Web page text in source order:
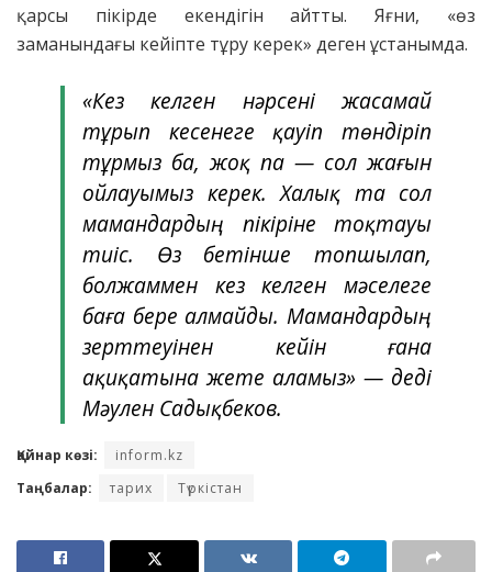
қарсы пікірде екендігін айтты. Яғни, «өз
заманындағы кейіпте тұру керек» деген ұстанымда.
«Кез келген нәрсені жасамай
тұрып кесенеге қауіп төндіріп
тұрмыз ба, жоқ па — сол жағын
ойлауымыз керек. Халық та сол
мамандардың пікіріне тоқтауы
тиіс. Өз бетінше топшылап,
болжаммен кез келген мәселеге
баға бере алмайды. Мамандардың
зерттеуінен кейін ғана
ақиқатына жете аламыз» — деді
Мәулен Садықбеков.
Қайнар көзі:
inform.kz
Таңбалар:
тарих Түркістан